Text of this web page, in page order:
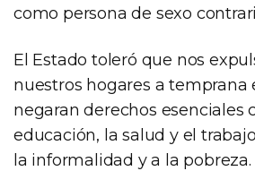
como persona de sexo
El Estado toleró que nos
nuestros hogares a temprana
negaran derechos esenciales
educación, la salud y el
la informalidad y a la pobreza.